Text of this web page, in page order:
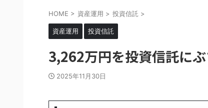
HOME > 資産運用 > 投資信託 >
資産運用 投資信託
3,262万円を投資信託に
2025年11月30日